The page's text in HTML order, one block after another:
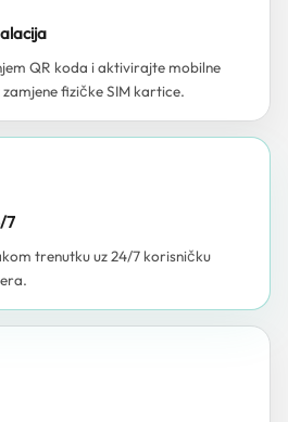
QR koda i aktivirajte mobilne
fizičke SIM kartice.
7
trenutku uz 24/7 korisničku